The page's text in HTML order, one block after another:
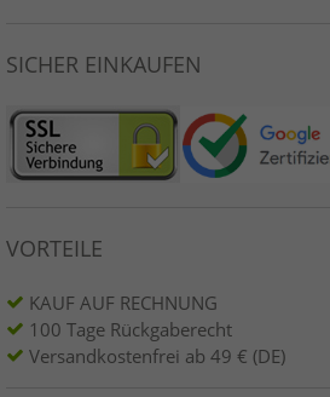
SICHER EINKAUFEN
VORTEILE
KAUF AUF RECHNUNG
100 Tage Rückgaberecht
Versandkostenfrei ab 49 € (DE)